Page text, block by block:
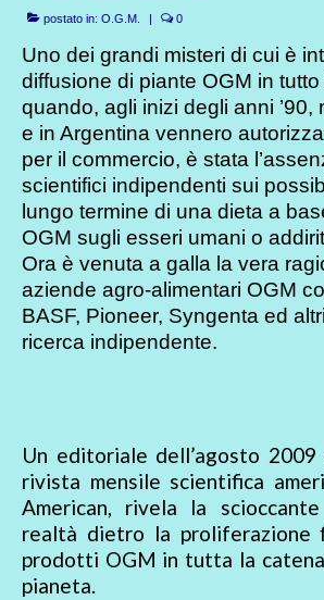
postato in: O.G.M. 0
Uno dei grandi misteri di cui è
diffusione di piante OGM in
quando, agli inizi degli anni ’90,
e in Argentina vennero
per il commercio, è stata
scientifici indipendenti sui
lungo termine di una dieta a
OGM sugli esseri umani o
Ora è venuta a galla la vera
aziende agro-alimentari OGM
BASF, Pioneer, Syngenta ed
ricerca indipendente.
Un editoriale dell’agosto 2009
rivista mensile scientifica
American, rivela la
realtà dietro la proliferazione
prodotti OGM in tutta la
pianeta.